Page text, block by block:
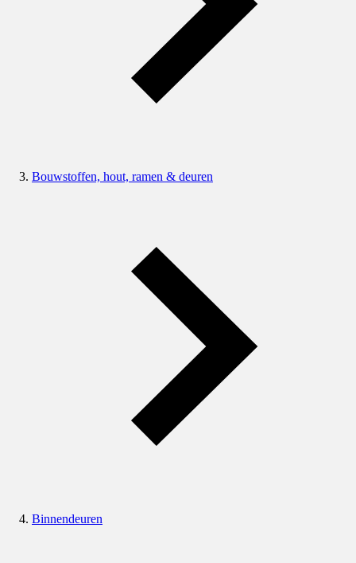
Bouwstoffen, hout, ramen & deuren
Binnendeuren